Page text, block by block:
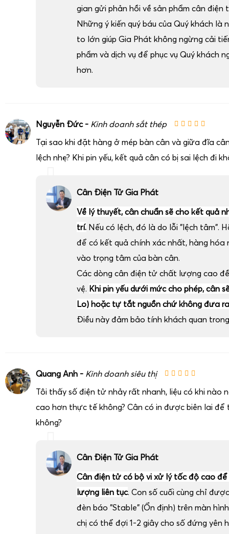
gian gửi phản hồi về sản phẩm cân điện
Những ý kiến quý báu của Quý khách là
to lớn giúp Gia Phát không ngừng cải
phẩm và dịch vụ để phục vụ Quý khách
hơn.
Nguyễn Đức - Kinh doanh sắt thép
Tại sao khi đặt hàng ở mép bàn cân và giữa đĩa
lệch nhẹ? Khi pin yếu, kết quả cân có bị sai lệch đi
Cân Điện Tử Gia Phát
Về lý thuyết, cân chuẩn sẽ cho kết quả
trí. Nếu có lệch, đó là do lỗi "lệch tâm".
để có kết quả chính xác nhất, hàng
vào trọng tâm của bàn cân.
Các dòng cân điện tử chất lượng cao
vệ. Khi pin yếu dưới mức cho phép, cân
Lo) hoặc tự tắt nguồn chứ không đưa
Điều này đảm bảo tính khách quan
Quang Anh - Kinh doanh siêu thị
Tôi thấy số điện tử nhảy rất nhanh, liệu có khi nào
cao hơn thực tế không? Cân có in được biên lai để
không?
Cân Điện Tử Gia Phát
Cân điện tử có bộ vi xử lý tốc độ cao để
lượng liên tục. Con số cuối cùng chỉ
đèn báo "Stable" (Ổn định) trên màn
chị có thể đợi 1-2 giây cho số đứng yên